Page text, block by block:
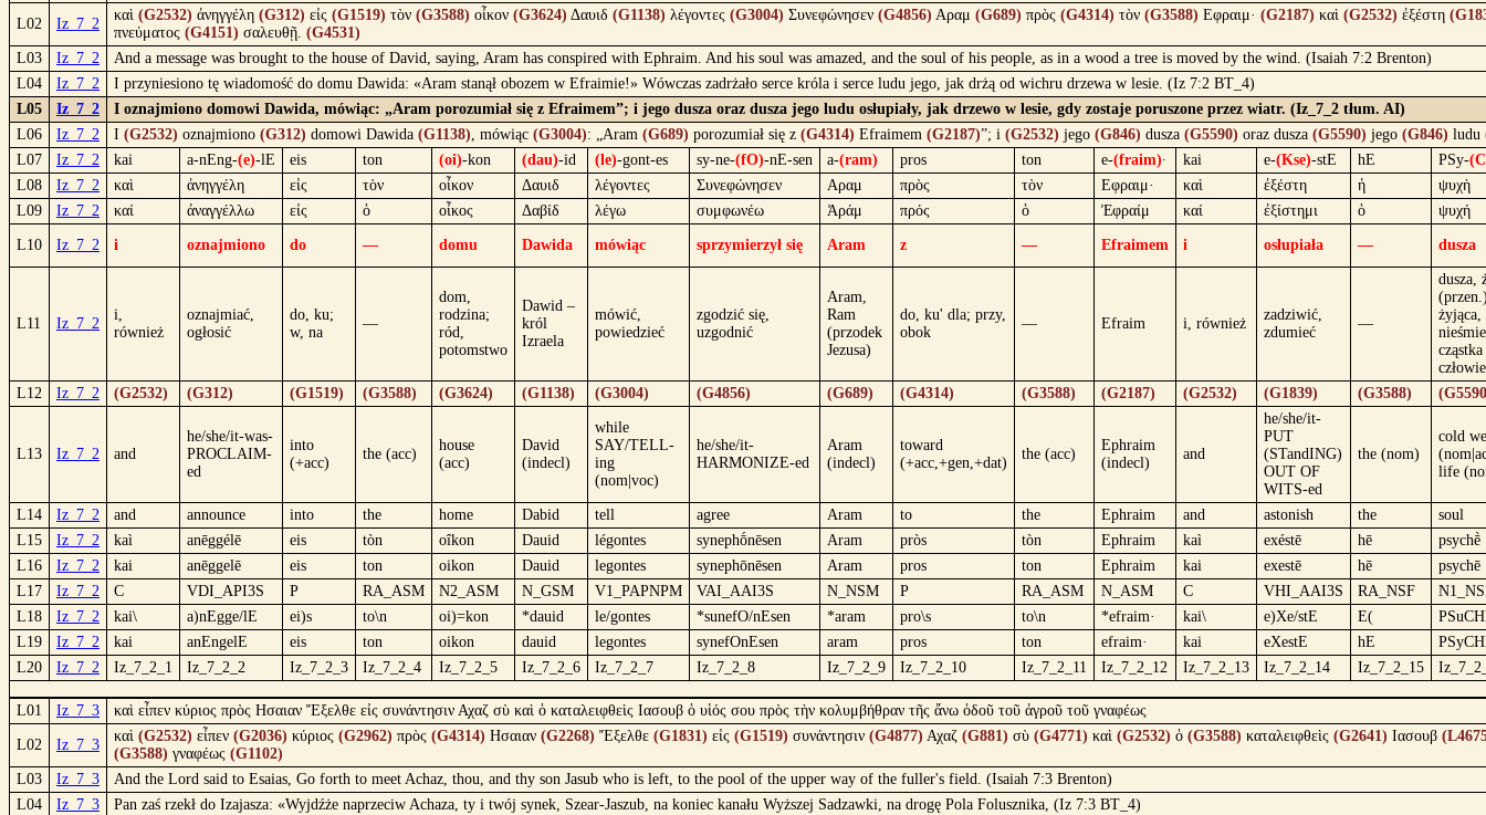
L02 Iz_7_2
καὶ (G2532) ἀνηγγέλη (G312) εἰς (G1519) τὸν (G3588) οἶκον (G3624) Δαυιδ (G1138) λέγοντες (G3004) Συνεφώνησεν (G4856) Αραμ (G689) πρὸς (G4314) τὸν (G3588) Εφραιμ· (G2187) καὶ (G2532) ἐξέστη
πνεύματος (G4151) σαλευθῇ. (G4531)
L03
Iz_7_2
And a message was brought to the house of David, saying, Aram has conspired with Ephraim. And his soul was amazed, and the soul of his people, as in a wood a tree is moved by the wind. (Isaiah 7:2 Brenton)
L04
Iz_7_2
I przyniesiono tę wiadomość do domu Dawida: «Aram stanął obozem w Efraimie!» Wówczas zadrżało serce króla i serce ludu jego, jak drżą od wichru drzewa w lesie. (Iz 7:2 BT_4)
L05
Iz_7_2
I oznajmiono domowi Dawida, mówiąc: „Aram porozumiał się z Efraimem”; i jego dusza oraz dusza jego ludu osłupiały, jak drzewo w lesie, gdy zostaje poruszone przez wiatr. (Iz_7_2 tłum. AI)
L06
Iz_7_2 I (G2532) oznajmiono (G312) domowi Dawida (G1138), mówiąc (G3004): „Aram (G689) porozumiał się z (G4314) Efraimem (G2187)”; i (G2532) jego (G846) dusza (G5590) oraz dusza (G5590) jego (G846) ludu
L07
Iz_7_2 kai a-nEng-(e)-lE eis ton (oi)-kon (dau)-id (le)-gont-es sy-ne-(fO)-nE-sen a-(ram) pros ton e-(fraim)· kai e-(Kse)-stE hE PSy-
L08
Iz_7_2 καὶ ἀνηγγέλη εἰς τὸν οἶκον Δαυιδ λέγοντες Συνεφώνησεν Αραμ πρὸς τὸν Εφραιμ· καὶ ἐξέστη ἡ
ψυχὴ
L09
Iz_7_2 καί ἀναγγέλλω εἰς ὁ οἶκος Δαβίδ λέγω συμφωνέω Ἀράμ πρός ὁ Ἐφραίμ καί ἐξίστημι ὁ ψυχή
L10 Iz_7_2 i oznajmiono do — domu Dawida mówiąc sprzymierzył się Aram z — Efraimem i osłupiała — dusza
L11 Iz_7_2
i,
również
oznajmiać,
ogłosić
do, ku;
w, na
—
dom,
rodzina;
ród,
potomstwo
Dawid –
król
Izraela
mówić,
powiedzieć
zgodzić się,
uzgodnić
Aram,
Ram
(przodek
Jezusa)
do, ku' dla; przy,
obok
— Efraim i, również
zadziwić,
zdumieć
—
dusza,
żyjąca,
cząstka
L12
Iz_7_2 (G2532) (G312) (G1519) (G3588) (G3624) (G1138) (G3004) (G4856) (G689) (G4314) (G3588) (G2187) (G2532) (G1839) (G3588)
L13 Iz_7_2 and
he/she/it-was-
PROCLAIM-
ed
into
(+acc)
the (acc)
house
(acc)
David
(indecl)
while
SAY/TELL-
ing
(nom|voc)
he/she/it-
HARMONIZE-ed
Aram
(indecl)
toward
(+acc,+gen,+dat)
the (acc)
Ephraim
(indecl)
and
he/she/it-
PUT
(STandING)
OUT OF
WITS-ed
the (nom)
cold
life
L14 Iz_7_2 and announce into the home Dabid tell agree Aram to the Ephraim and astonish the
soul
L15
Iz_7_2 kaì anēggélē eis tòn oîkon Dauid légontes synephṓnēsen Aram pròs tòn Ephraim kaì exéstē hē
psychḕ
L16
Iz_7_2 kai anēggelē eis ton oikon Dauid legontes synephōnēsen Aram pros ton Ephraim kai exestē hē
psychē
L17
Iz_7_2 C VDI_API3S P RA_ASM N2_ASM N_GSM V1_PAPNPM VAI_AAI3S N_NSM P RA_ASM N_ASM C VHI_AAI3S RA_NSF
L18
Iz_7_2 kai\ a)nEgge/lE ei)s to\n oi)=kon *dauid le/gontes *sunefO/nEsen *aram pro\s to\n *efraim· kai\ e)Xe/stE E(
L19
Iz_7_2 kai anEngelE eis ton oikon dauid legontes synefOnEsen aram pros ton efraim· kai eXestE hE
L20
Iz_7_2 Iz_7_2_1 Iz_7_2_2 Iz_7_2_3 Iz_7_2_4 Iz_7_2_5 Iz_7_2_6 Iz_7_2_7 Iz_7_2_8 Iz_7_2_9 Iz_7_2_10 Iz_7_2_11 Iz_7_2_12 Iz_7_2_13 Iz_7_2_14 Iz_7_2_15
L01 Iz_7_3 καὶ εἶπεν κύριος πρὸς Ησαιαν Ἔξελθε εἰς συνάντησιν Αχαζ σὺ καὶ ὁ καταλειφθεὶς Ιασουβ ὁ υἱός σου πρὸς τὴν κολυμβήθραν τῆς ἄνω ὁδοῦ τοῦ ἀγροῦ τοῦ γναφέως
L02 Iz_7_3
καὶ (G2532) εἶπεν (G2036) κύριος (G2962) πρὸς (G4314) Ησαιαν (G2268) Ἔξελθε (G1831) εἰς (G1519) συνάντησιν (G4877) Αχαζ (G881) σὺ (G4771) καὶ (G2532) ὁ (G3588) καταλειφθεὶς (G2641) Ιασουβ
(G3588) γναφέως (G1102)
L03
Iz_7_3
And the Lord said to Esaias, Go forth to meet Achaz, thou, and thy son Jasub who is left, to the pool of the upper way of the fuller's field. (Isaiah 7:3 Brenton)
L04
Iz_7_3
Pan zaś rzekł do Izajasza: «Wyjdźże naprzeciw Achaza, ty i twój synek, Szear-Jaszub, na koniec kanału Wyższej Sadzawki, na drogę Pola Folusznika, (Iz 7:3 BT_4)